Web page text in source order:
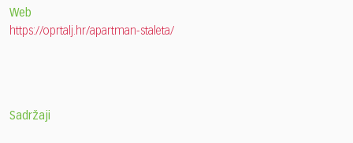
Web
https://oprtalj.hr/apartman-staleta/
Sadržaji